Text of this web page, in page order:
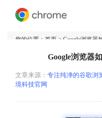
您的位置： 首页 > Google浏览器
Google浏览器
文章来源： 专注纯净的谷歌浏
境科技官网